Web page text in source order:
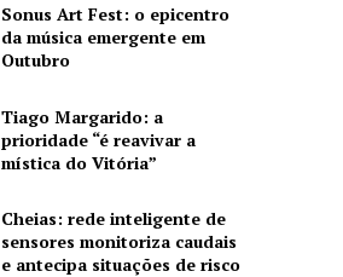
Sonus Art Fest: o epicentro
da música emergente em
Outubro
Tiago Margarido: a
prioridade “é reavivar a
mística do Vitória”
Cheias: rede inteligente de
sensores monitoriza caudais
e antecipa situações de risco